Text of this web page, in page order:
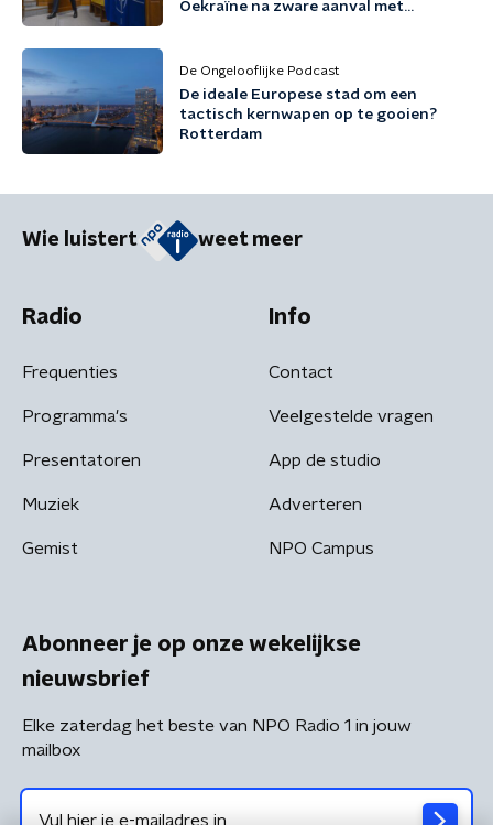
Oekraïne na zware aanval met
De Ongelooflijke Podcast
De ideale Europese stad om een
tactisch kernwapen op te gooien?
Rotterdam
Wie luistert weet meer
Radio
Frequenties
Programma's
Presentatoren
Muziek
Gemist
Info
Contact
Veelgestelde vragen
App de studio
Adverteren
NPO Campus
Abonneer je op onze wekelijkse
nieuwsbrief
Elke zaterdag het beste van NPO Radio 1 in jouw
mailbox